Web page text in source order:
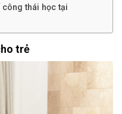
thái học tại
trẻ